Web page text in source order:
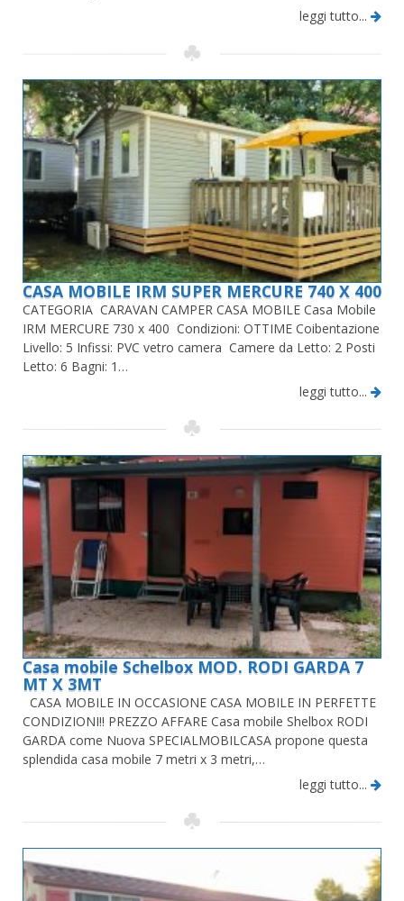
leggi tutto...
CASA MOBILE IRM SUPER MERCURE 740 X 400
CATEGORIA CARAVAN CAMPER CASA MOBILE Casa Mobile
IRM MERCURE 730 x 400 Condizioni: OTTIME Coibentazione
Livello: 5 Infissi: PVC vetro camera Camere da Letto: 2 Posti
Letto: 6 Bagni: 1…
leggi tutto...
Casa mobile Schelbox MOD. RODI GARDA 7
MT X 3MT
CASA MOBILE IN OCCASIONE CASA MOBILE IN PERFETTE
CONDIZIONI!! PREZZO AFFARE Casa mobile Shelbox RODI
GARDA come Nuova SPECIALMOBILCASA propone questa
splendida casa mobile 7 metri x 3 metri,…
leggi tutto...